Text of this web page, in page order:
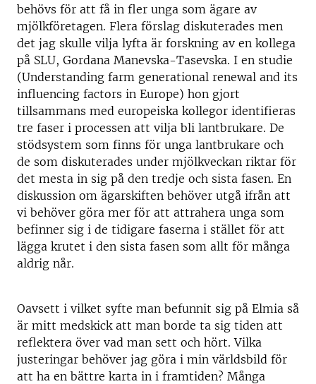
behövs för att få in fler unga som ägare av
mjölkföretagen. Flera förslag diskuterades men
det jag skulle vilja lyfta är forskning av en kollega
på SLU, Gordana Manevska-Tasevska. I en studie
(Understanding farm generational renewal and its
influencing factors in Europe) hon gjort
tillsammans med europeiska kollegor identifieras
tre faser i processen att vilja bli lantbrukare. De
stödsystem som finns för unga lantbrukare och
de som diskuterades under mjölkveckan riktar för
det mesta in sig på den tredje och sista fasen. En
diskussion om ägarskiften behöver utgå ifrån att
vi behöver göra mer för att attrahera unga som
befinner sig i de tidigare faserna i stället för att
lägga krutet i den sista fasen som allt för många
aldrig når.
Oavsett i vilket syfte man befunnit sig på Elmia så
är mitt medskick att man borde ta sig tiden att
reflektera över vad man sett och hört. Vilka
justeringar behöver jag göra i min världsbild för
att ha en bättre karta in i framtiden? Många